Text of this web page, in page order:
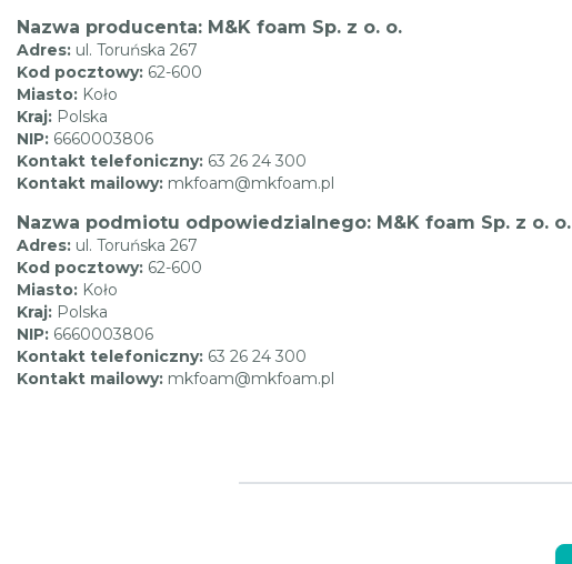
Nazwa producenta: M&K foam Sp. z o. o.
Adres: ul. Toruńska 267
Kod pocztowy: 62-600
Miasto: Koło
Kraj: Polska
NIP: 6660003806
Kontakt telefoniczny: 63 26 24 300
Kontakt mailowy: mkfoam@mkfoam.pl
Nazwa podmiotu odpowiedzialnego: M&K foam Sp. z o. o.
Adres: ul. Toruńska 267
Kod pocztowy: 62-600
Miasto: Koło
Kraj: Polska
NIP: 6660003806
Kontakt telefoniczny: 63 26 24 300
Kontakt mailowy: mkfoam@mkfoam.pl